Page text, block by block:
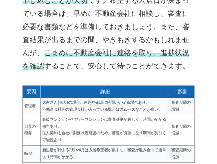
ている場合は、早めに不動産会社に相談し、審査に
必要な書類などを準備しておきましょう。また、審
査結果が出るまでの間、やきもきするかもしれませ
んが、 こまめに不動産会社に連絡を取り、進捗状況
を確認することで、安心して待つことができます。
要因 詳細 影響
管理者
大家さん(個人)の場合、連絡や確認に時間がかかる場合あり。
不動産会社等の管理会社が入っている場合はスムーズなことが多い。
審査期間の
増減
部屋の
種類
高級マンションやタワーマンションは審査基準が厳しく、時間がかかる
傾向あり。
法人契約も会社の財務状況確認のため、審査が慎重になり期間が長引く
可能性あり。
審査期間の
増減
時期
新生活が始まる3月や4月は入居希望者が集中し、審査が混み合って通常
より時間がかかる。
審査期間の
増加